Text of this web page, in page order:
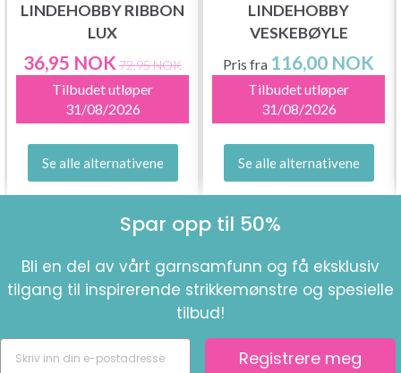
LINDEHOBBY RIBBON
LUX
36,95 NOK 72,95 NOK
Tilbudet utløper
31/08/2026
Se alle alternativene
LINDEHOBBY
VESKEBØYLE
Pris fra 116,00 NOK
Tilbudet utløper
31/08/2026
Se alle alternativene
Spar opp til 50%
Bli en del av vårt garnsamfunn og få eksklusiv
tilgang til inspirerende strikkemønstre og spesielle
tilbud!
Registrere meg